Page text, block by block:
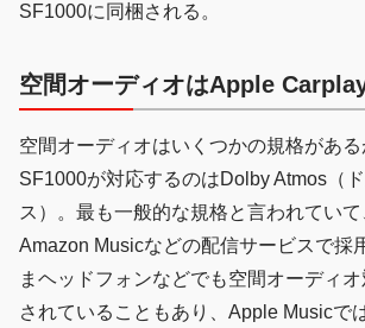
SF1000に同梱される。
空間オーディオはApple
空間オーディオはいくつかの規格があ
SF1000が対応するのはDolby Atmos（
ス）。最も一般的な規格と言われてい
Amazon Musicなどの配信サービスで採
まヘッドフォンなどでも空間オーディ
されていることもあり、Apple Musicで